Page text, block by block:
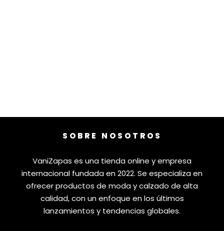
SOBRE NOSOTROS
VaniZapas es una tienda online y empresa
internacional fundada en 2022. Se especializa en
ofrecer productos de moda y calzado de alta
calidad, con un enfoque en los últimos
lanzamientos y tendencias globales.